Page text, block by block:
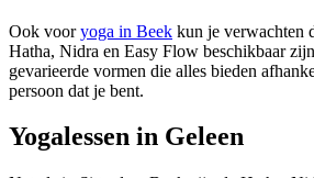
Ook vooryoga in Beek kun je verwachten
Hatha, Nidra en Easy Flow beschikbaar
gevarieerde vormen die alles bieden
persoon dat je bent.
Yogalessen in Geleen